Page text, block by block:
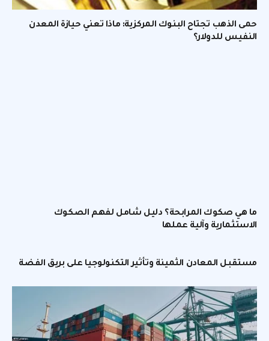
حمى الذهب تجتاح البنوك المركزية: ماذا تعني حيازة المعدن
النفيس للدولار؟
ما هي صكوك المرابحة؟ دليل شامل لفهم الصكوك
الاستثمارية وآلية عملها
مستقبل المعادن الثمينة وتأثير التكنولوجيا على بريق الفضة